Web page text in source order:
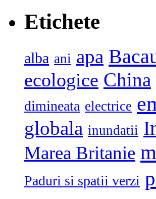
Etichete
alba ani apa
ecologice China
dimineata electrice
globala inundatii
Marea Britanie
Paduri si spatii verzi